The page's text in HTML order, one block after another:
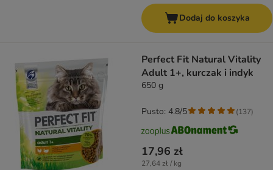
Dodaj do koszyka
Perfect Fit Natural Vitality
Adult 1+, kurczak i indyk
650 g
17,96 zł
27,64 zł / kg
Pusto: 4.8/5 (137)